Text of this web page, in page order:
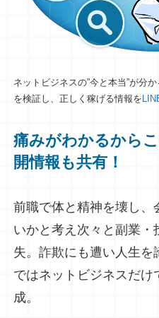
ネットビジネスの”今と本当”が分
を検証し、正しく稼げる情報を
痛みがわかるから
開情報も共有！
前職で体と精神を壊し、
いかと考え次々と副業・
失。詐欺にも遭い人生を
ではネットビジネスだけ
成。